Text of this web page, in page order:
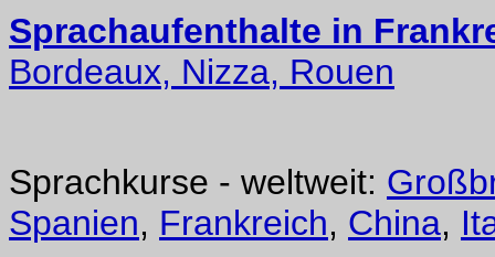
Sprachaufenthalte in
Bordeaux, Nizza, Rouen
Sprachkurse - weltweit:
Spanien, Frankreich, China,